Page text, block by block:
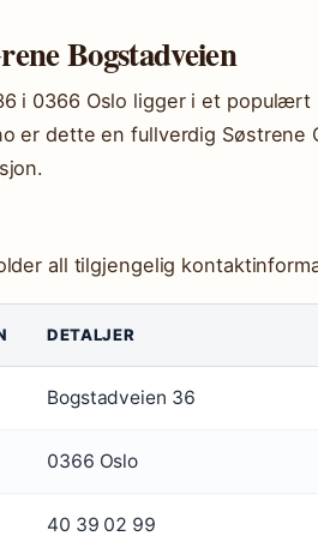
Bogstadveien
i 0366 Oslo ligger i et
er dette en fullverdig Søstrene
all tilgjengelig
DETALJER
Bogstadveien 36
0366 Oslo
40 39 02 99